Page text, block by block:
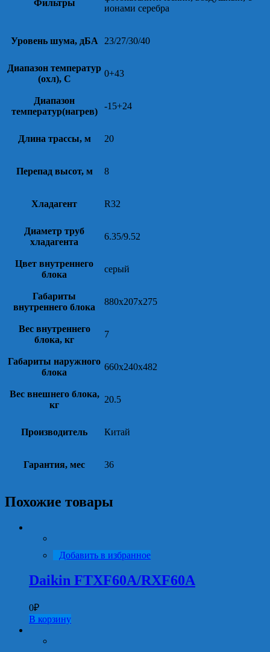
Фильтры
ионами серебра
Уровень шума, дБА 23/27/30/40
Диапазон температур
(охл), С
0+43
Диапазон
температур(нагрев)
-15+24
Длина трассы, м 20
Перепад высот, м 8
Хладагент R32
Диаметр труб
хладагента
6.35/9.52
Цвет внутреннего
блока
серый
Габариты
внутреннего блока
880x207x275
Вес внутреннего
блока, кг
7
Габариты наружного
блока
660x240x482
Вес внешнего блока,
кг
20.5
Производитель Китай
Гарантия, мес 36
Похожие товары
Добавить в избранное
Daikin FTXF60A/RXF60A
0₽
В корзину